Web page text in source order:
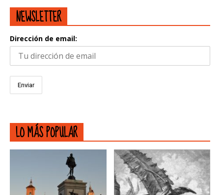
NEWSLETTER
Dirección de email:
LO MÁS POPULAR